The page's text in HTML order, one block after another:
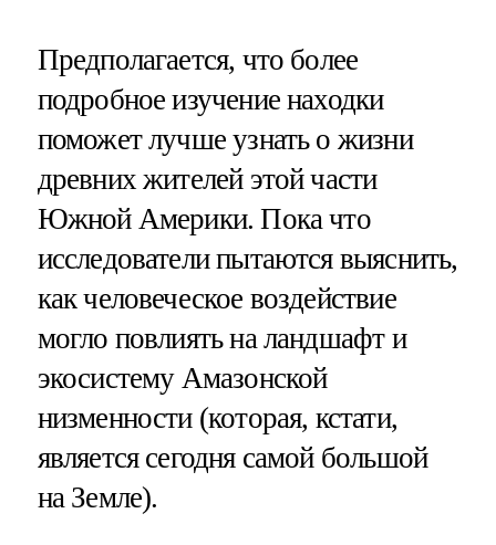
Предполагается, что более
подробное изучение находки
поможет лучше узнать о жизни
древних жителей этой части
Южной Америки. Пока что
исследователи пытаются выяснить,
как человеческое воздействие
могло повлиять на ландшафт и
экосистему Амазонской
низменности (которая, кстати,
является сегодня самой большой
на Земле).